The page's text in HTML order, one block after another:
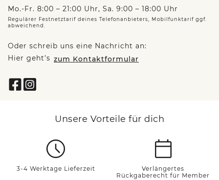
Mo.-Fr. 8:00 – 21:00 Uhr, Sa. 9:00 – 18:00 Uhr
Regulärer Festnetztarif deines Telefonanbieters, Mobilfunktarif ggf.
abweichend.
Oder schreib uns eine Nachricht an:
Hier geht’s zum Kontaktformular
Unsere Vorteile für dich
3-4 Werktage Lieferzeit
Verlängertes
Rückgaberecht für Member